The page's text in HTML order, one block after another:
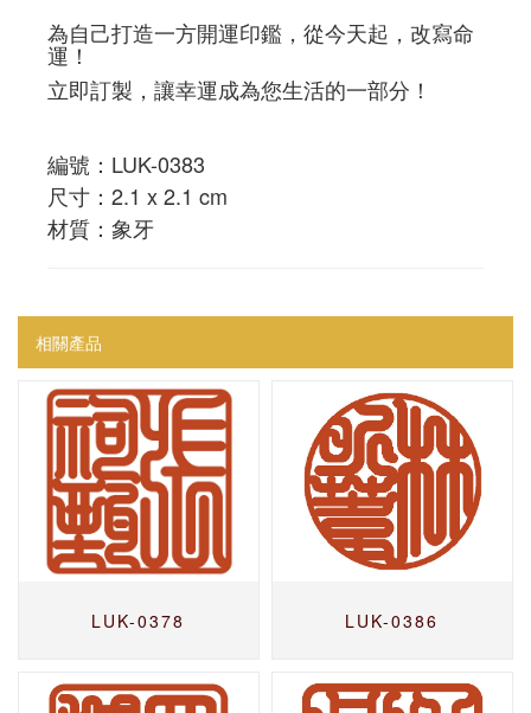
為自己打造一方開運印鑑，從今天起，改寫命
運！
立即訂製，讓幸運成為您生活的一部分！
編號：LUK-0383
尺寸：2.1 x 2.1 cm
材質：象牙
相關產品
LUK-0378 LUK-0386